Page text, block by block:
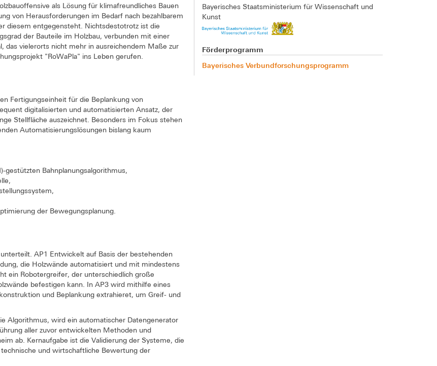
als Lösung für klimafreundliches Bauen
von Herausforderungen im Bedarf nach bezahlbarem
diesem entgegensteht. Nichtsdestotrotz ist die
der Bauteile im Holzbau, verbunden mit einer
das vielerorts nicht mehr in ausreichendem Maße zur
"RoWaPla" ins Leben gerufen.
Fertigungseinheit für die Beplankung von
digitalisierten und automatisierten Ansatz, der
Stellfläche auszeichnet. Besonders im Fokus stehen
Automatisierungslösungen bislang kaum
gestützten Bahnplanungsalgorithmus,
der Bewegungsplanung.
AP1 Entwickelt auf Basis der bestehenden
die Holzwände automatisiert und mit mindestens
ein Robotergreifer, der unterschiedlich große
befestigen kann. In AP3 wird mithilfe eines
und Beplankung extrahieret, um Greif- und
Algorithmus, wird ein automatischer Datengenerator
aller zuvor entwickelten Methoden und
ab. Kernaufgabe ist die Validierung der Systeme, die
und wirtschaftliche Bewertung der
Bayerisches Staatsministerium für Wissenschaft und
Kunst
Förderprogramm
Bayerisches Verbundforschungsprogramm